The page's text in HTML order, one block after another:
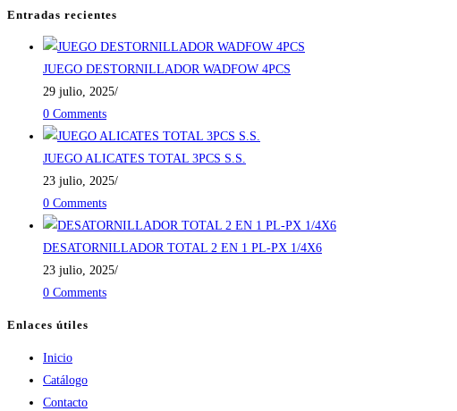
Entradas recientes
JUEGO DESTORNILLADOR WADFOW 4PCS
29 julio, 2025/
0 Comments
JUEGO ALICATES TOTAL 3PCS S.S.
23 julio, 2025/
0 Comments
DESATORNILLADOR TOTAL 2 EN 1 PL-PX 1/4X6
23 julio, 2025/
0 Comments
Enlaces útiles
Inicio
Catálogo
Contacto